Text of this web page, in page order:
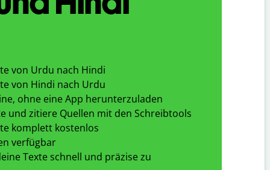
von Urdu nach Hindi
von Hindi nach Urdu
ohne eine App herunterzuladen
und zitiere Quellen mit den Schreibtools
komplett kostenlos
verfügbar
Texte schnell und präzise zu